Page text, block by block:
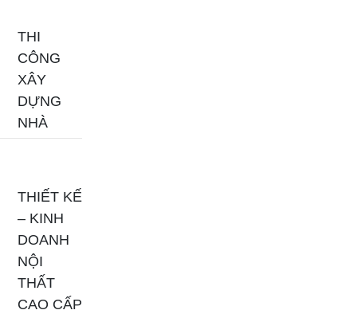
THI
CÔNG
XÂY
DỰNG
NHÀ
THIẾT KẾ
– KINH
DOANH
NỘI
THẤT
CAO CẤP